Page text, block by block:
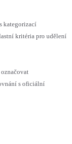
kategorizací
kritéria pro udělení
s oficiální